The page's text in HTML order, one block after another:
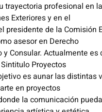
trayectoria profesional en
Exteriores y en el
presidente de la Comisión
asesor en Derecho
y Consular. Actualmente es
Proyectos
es aunar las distintas
en proyectos
la comunicación